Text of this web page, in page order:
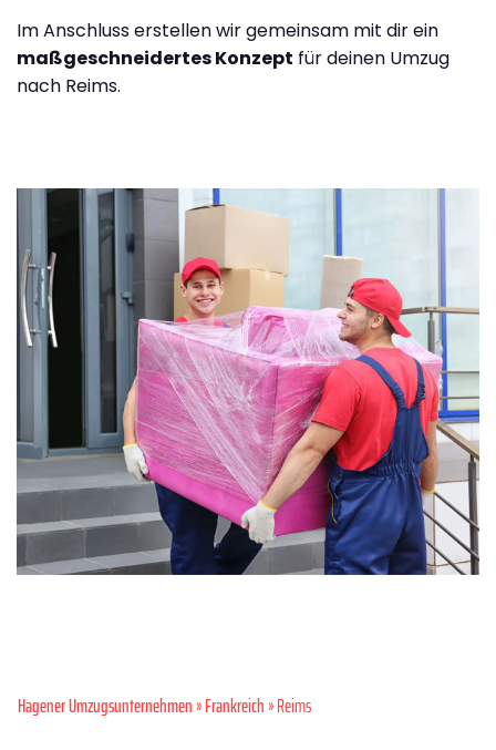
Im Anschluss erstellen wir gemeinsam mit dir ein
maßgeschneidertes Konzept für deinen Umzug
nach Reims.
Hagener Umzugsunternehmen»Frankreich» Reims